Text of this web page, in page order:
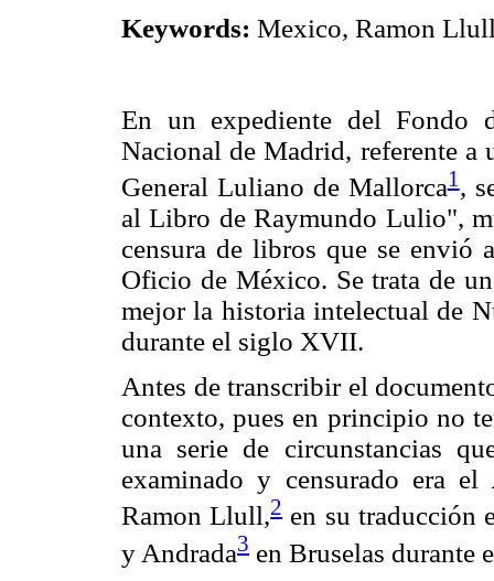
Keywords: Mexico, Ramon
En un expediente del Fondo
Nacional de Madrid, referente a
General Luliano de Mallorca1,
al Libro de Raymundo Lulio",
censura de libros que se envió
Oficio de México. Se trata de
mejor la historia intelectual de
durante el siglo XVII.
Antes de transcribir el
contexto, pues en principio no
una serie de circunstancias
examinado y censurado era el
Ramon Llull,2en su traducción
y Andrada3 en Bruselas durante